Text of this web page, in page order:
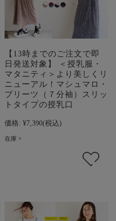
【13時までのご注文で即
日発送対象】 ＜授乳服・
マタニティ＞より美しくリ
ニューアル！マシュマロ・
プリーツ（７分袖）スリッ
トタイプの授乳口
価格: ¥7,390(税込)
在庫 ×